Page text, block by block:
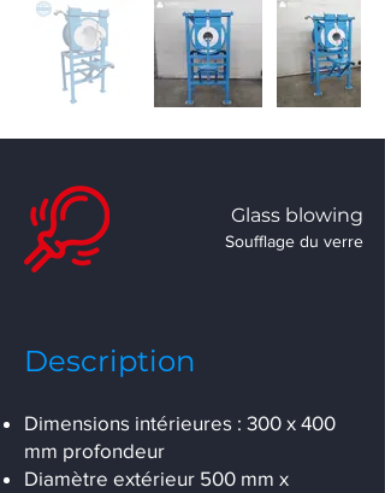
Glass blowing
Soufflage du verre
Description
Dimensions intérieures : 300 x 400
mm profondeur
Diamètre extérieur 500 mm x